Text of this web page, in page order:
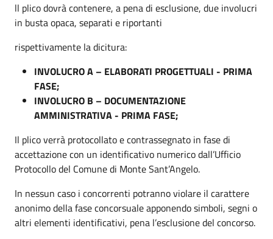
ll plico dovrà contenere, a pena di esclusione, due involucri
in busta opaca, separati e riportanti
rispettivamente la dicitura:
INVOLUCRO A – ELABORATI PROGETTUALI - PRIMA
FASE;
INVOLUCRO B – DOCUMENTAZIONE
AMMINISTRATIVA - PRIMA FASE;
Il plico verrà protocollato e contrassegnato in fase di
accettazione con un identificativo numerico dall’Ufficio
Protocollo del Comune di Monte Sant’Angelo.
In nessun caso i concorrenti potranno violare il carattere
anonimo della fase concorsuale apponendo simboli, segni o
altri elementi identificativi, pena l’esclusione del concorso.